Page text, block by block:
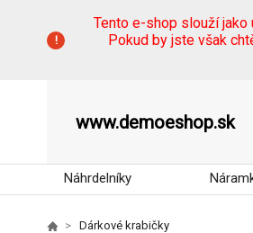
Tento e-shop slouží
Pokud by jste však
www.demoeshop.sk
Náhrdelníky
Dárkové krabičky